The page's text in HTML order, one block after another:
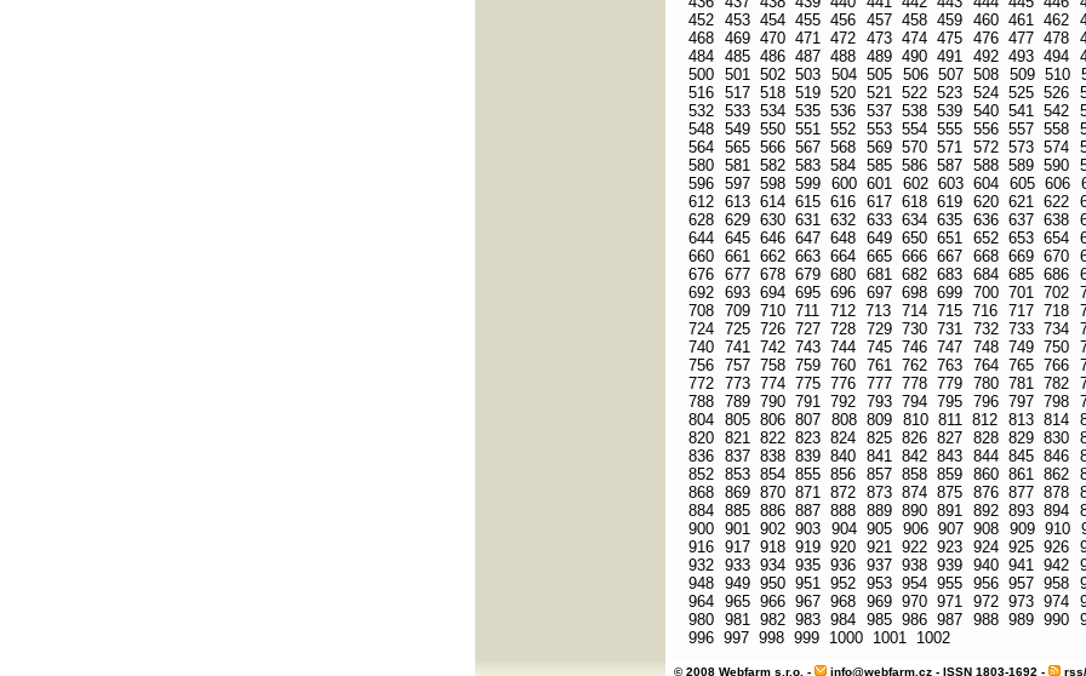
452 453 454 455 456 457 458 459 460 461 462
468 469 470 471 472 473 474 475 476 477 478
484 485 486 487 488 489 490 491 492 493 494
500 501 502 503 504 505 506 507 508 509 510
516 517 518 519 520 521 522 523 524 525 526
532 533 534 535 536 537 538 539 540 541 542
548 549 550 551 552 553 554 555 556 557 558
564 565 566 567 568 569 570 571 572 573 574
580 581 582 583 584 585 586 587 588 589 590
596 597 598 599 600 601 602 603 604 605 606
612 613 614 615 616 617 618 619 620 621 622
628 629 630 631 632 633 634 635 636 637 638
644 645 646 647 648 649 650 651 652 653 654
660 661 662 663 664 665 666 667 668 669 670
676 677 678 679 680 681 682 683 684 685 686
692 693 694 695 696 697 698 699 700 701 702
708 709 710 711 712 713 714 715 716 717 718
724 725 726 727 728 729 730 731 732 733 734
740 741 742 743 744 745 746 747 748 749 750
756 757 758 759 760 761 762 763 764 765 766
772 773 774 775 776 777 778 779 780 781 782
788 789 790 791 792 793 794 795 796 797 798
804 805 806 807 808 809 810 811 812 813 814
820 821 822 823 824 825 826 827 828 829 830
836 837 838 839 840 841 842 843 844 845 846
852 853 854 855 856 857 858 859 860 861 862
868 869 870 871 872 873 874 875 876 877 878
884 885 886 887 888 889 890 891 892 893 894
900 901 902 903 904 905 906 907 908 909 910
916 917 918 919 920 921 922 923 924 925 926
932 933 934 935 936 937 938 939 940 941 942
948 949 950 951 952 953 954 955 956 957 958
964 965 966 967 968 969 970 971 972 973 974
980 981 982 983 984 985 986 987 988 989 990
996 997 998 999 1000 1001 1002
© 2008 Webfarm s.r.o. - info@webfarm.cz- ISSN 1803-1692 -